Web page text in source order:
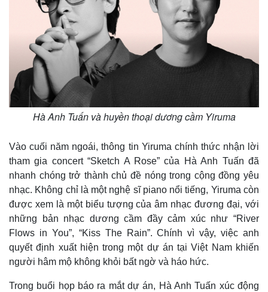
Thế giới
Quan sát
Cuộc sống đó đây
Hồ sơ
Multimedia
Video
Ảnh
E-Magazine
Infographic
Hà Anh Tuấn và huyền thoại dương cầm Yiruma
Vào cuối năm ngoái, thông tin Yiruma chính thức nhận lời
tham gia concert “Sketch A Rose” của Hà Anh Tuấn đã
nhanh chóng trở thành chủ đề nóng trong cộng đồng yêu
nhạc. Không chỉ là một nghệ sĩ piano nổi tiếng, Yiruma còn
được xem là một biểu tượng của âm nhạc đương đại, với
những bản nhạc dương cầm đầy cảm xúc như “River
Flows in You”, “Kiss The Rain”. Chính vì vậy, việc anh
quyết định xuất hiện trong một dự án tại Việt Nam khiến
người hâm mộ không khỏi bất ngờ và háo hức.
Trong buổi họp báo ra mắt dự án, Hà Anh Tuấn xúc động